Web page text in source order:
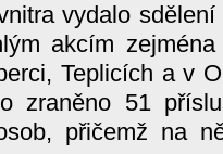
vydalo
akcím
Teplicích a v
zraněno 51
přičemž na